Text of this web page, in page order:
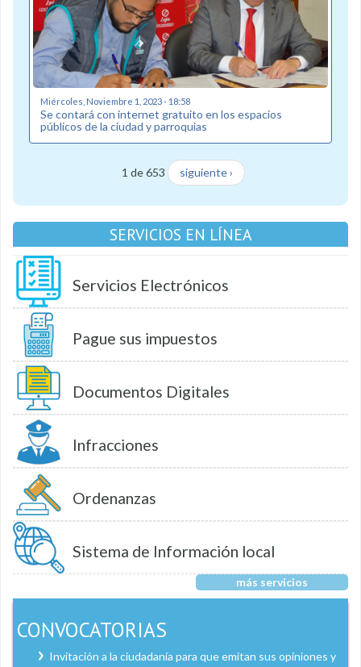
Miércoles, Noviembre 1, 2023 - 18:58
Se contará con internet gratuito en los espacios
públicos de la ciudad y parroquias
1 de 653 siguiente ›
SERVICIOS EN LÍNEA
Servicios Electrónicos
Pague sus impuestos
Documentos Digitales
Infracciones
Ordenanzas
Sistema de Información local
más servicios
CONVOCATORIAS
Invitación a la ciudadanía para que emitan sus opiniones y